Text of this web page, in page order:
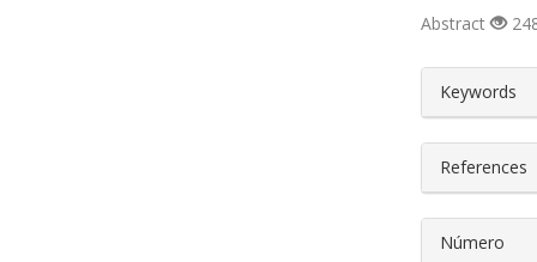
Abstract
Keywords
References
Número